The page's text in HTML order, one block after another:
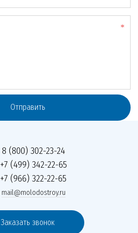
Отправить
8 (800) 302-23-24
+7 (499) 342-22-65
+7 (966) 322-22-65
mail@molodostroy.ru
Заказать звонок